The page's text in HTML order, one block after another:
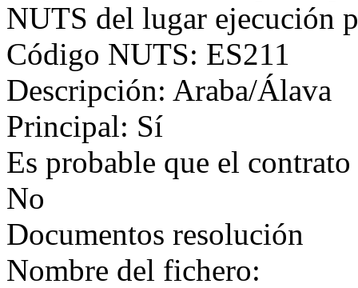
NUTS del lugar ejecución
Código NUTS: ES211
Descripción: Araba/Álava
Principal: Sí
Es probable que el
No
Documentos resolución
Nombre del fichero: